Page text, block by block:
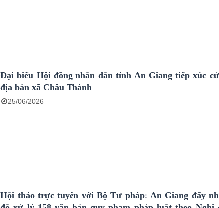
Đại biểu Hội đồng nhân dân tỉnh An Giang tiếp xúc
địa bàn xã Châu Thành
25/06/2026
Hội thảo trực tuyến với Bộ Tư pháp: An Giang đẩy